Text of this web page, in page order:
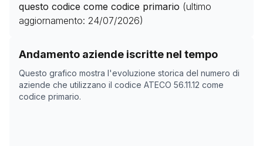
questo codice come codice primario (ultimo
aggiornamento: 24/07/2026)
Andamento aziende iscritte nel tempo
Questo grafico mostra l'evoluzione storica del numero di
aziende che utilizzano il codice ATECO 56.11.12 come
codice primario.
Storico numero di aziende con codice ATECO
Data rilevazione
08/04/2025
0
24/05/2025